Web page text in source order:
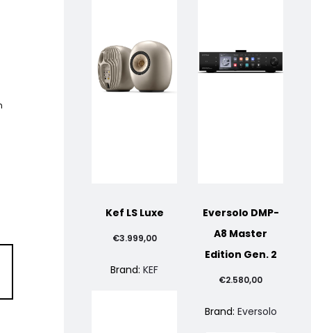
Kef LS Luxe
€3.999,00
Brand:KEF
Eversolo DMP-
A8 Master
Edition Gen. 2
€2.580,00
Brand: Eversolo